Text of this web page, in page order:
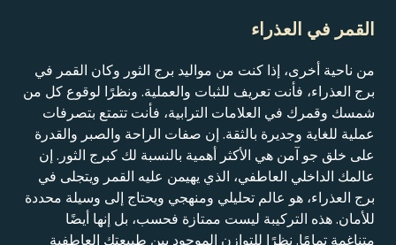
القمر في العذراء
من ناحية أخرى، إذا كنت من مواليد برج الثور وكان القمر في
برج العذراء، فأنت تعريف للثبات والعملية. ونظرًا لوقوع كل من
شمسك وقمرك في العلامات الترابية، فأنت تتمتع بتصرفات
عملية للغاية وجديرة بالثقة. إن صفات الراحة والصبر والقدرة
على خلق جو آمن هي الأكثر أهمية بالنسبة لك كبرج الثور. إن
عالمك الداخلي العاطفي، الذي يهيمن عليه القمر ويتجلى في
برج العذراء، هو عالم تحليلي ومنهجي ويحتاج إلى وسيلة محددة
للأمان. هذه التركيبة ليست ممتازة فحسب، بل إنها أيضًا
متناغمة تمامًا. نظرًا للتوازن الموجود بين طبيعتك العاطفية